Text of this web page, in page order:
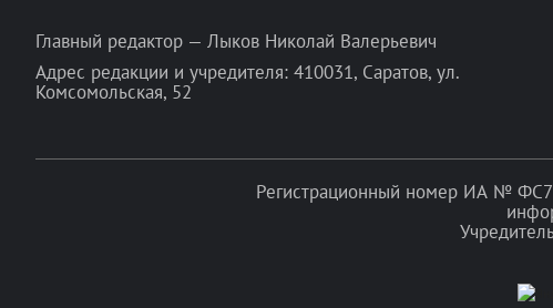
Главный редактор — Лыков Николай Валерьевич
Адрес редакции и учредителя: 410031, Саратов, ул.
Комсомольская, 52
Регистрационный номер ИА №